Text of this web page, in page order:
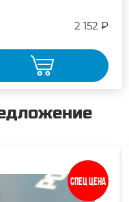
2 152 ₽
Спец цена